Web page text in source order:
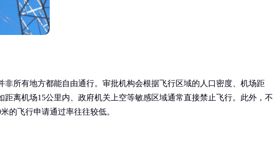
非所有地方都能自由通行。审批机构会根据飞行区域的人口密度、机场距
离机场15公里内、政府机关上空等敏感区域通常直接禁止飞行。此外，不
的飞行申请通过率往往较低。